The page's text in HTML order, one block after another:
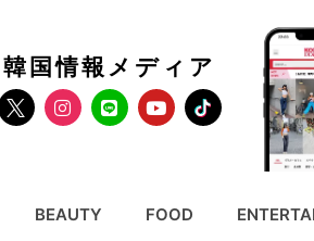
韓国情報メディア
BEAUTY FOOD